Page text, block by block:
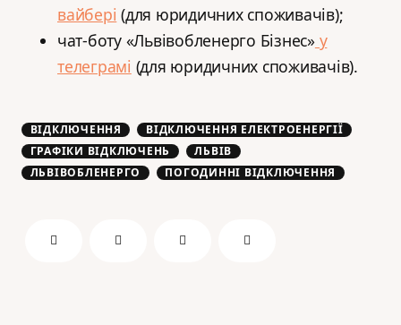
вайбері (для юридичних споживачів);
️чат-боту «Львівобленерго Бізнес»у
телеграмі (для юридичних споживачів).
ВІДКЛЮЧЕННЯ
ВІДКЛЮЧЕННЯ ЕЛЕКТРОЕНЕРГІЇ
ГРАФІКИ ВІДКЛЮЧЕНЬ
ЛЬВІВ
ЛЬВІВОБЛЕНЕРГО
ПОГОДИННІ ВІДКЛЮЧЕННЯ